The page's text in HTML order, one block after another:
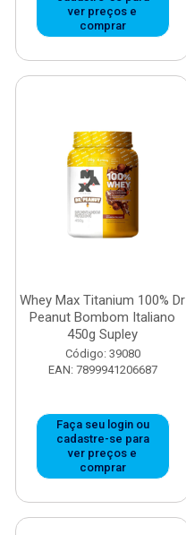
ver preços e
comprar
Whey Max Titanium 100% Dr
Peanut Bombom Italiano
450g Supley
Código: 39080
EAN: 7899941206687
Faça seu login ou
cadastre-se para
ver preços e
comprar